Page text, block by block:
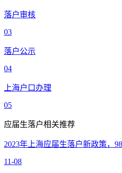
落户审核
03
落户公示
04
上海户口办理
05
应届生落户相关推荐
2023年上海应届生落户新政策，
11-08